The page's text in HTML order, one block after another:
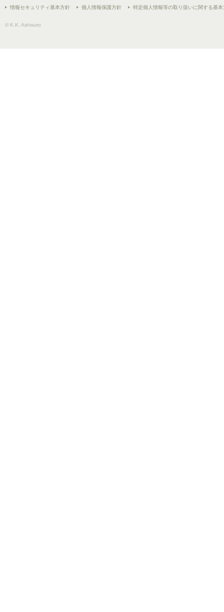
情報セキュリティ基本方針 個人情報保護方針 特定個人情報等の取り扱いに関する基本
© K.K. Ashisuto